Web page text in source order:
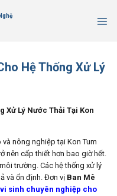
Hệ Thống Xử Lý
Xử Lý Nước Thải Tại Kon
nông nghiệp tại Kon Tum
nên cấp thiết hơn bao giờ hết.
trường. Các hệ thống xử lý
và ổn định. Đơn vị Ban Mê
sinh chuyên nghiệp cho